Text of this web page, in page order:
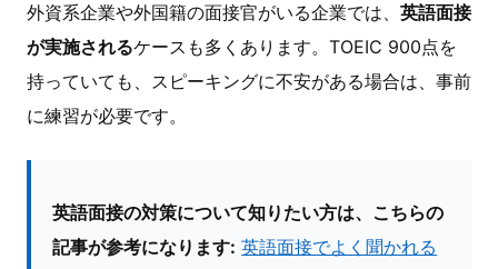
外資系企業や外国籍の面接官がいる企業では、 英語面接
が実施されるケースも多くあります。TOEIC 900点を
持っていても、スピーキングに不安がある場合は、事前
に練習が必要です。
英語面接の対策について知りたい方は、こちらの
記事が参考になります: 英語面接でよく聞かれる